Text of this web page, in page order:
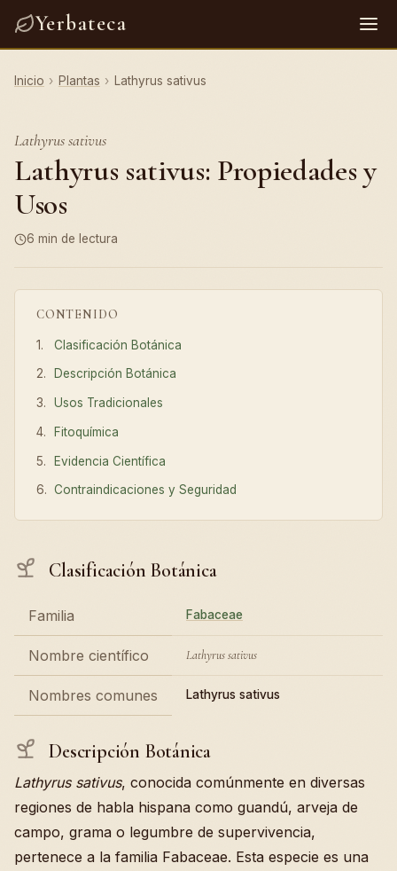
Yerbateca
Inicio › Plantas › Lathyrus sativus
Lathyrus sativus
Lathyrus sativus: Propiedades y
Usos
6 min de lectura
CONTENIDO
Clasificación Botánica
Descripción Botánica
Usos Tradicionales
Fitoquímica
Evidencia Científica
Contraindicaciones y Seguridad
Clasificación Botánica
Familia Fabaceae
Nombre científico Lathyrus sativus
Nombres comunes Lathyrus sativus
Descripción Botánica
Lathyrus sativus, conocida comúnmente en diversas
regiones de habla hispana como guandú, arveja de
campo, grama o legumbre de supervivencia,
pertenece a la familia Fabaceae. Esta especie es una